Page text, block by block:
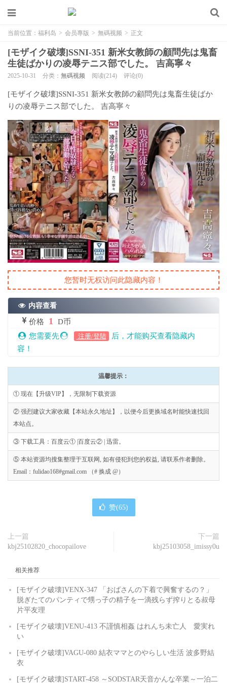
当前位置： 福利岛 > 会员專版 > 無碼视频 > 正文
[モザイク破壊]SSNI-351 新米女教師の顧問先は鬼畜
生徒ばかりの凌辱テニス部でした。 吉高寧々
2025-10-31 分类： 無碼视频 阅读(214) 评论(0)
[モザイク破壊]SSNI-351 新米女教師の顧問先は鬼畜生徒ばか
りの凌辱テニス部でした。 吉高寧々
您暂时无权访问此隐藏内容！
内容查看
价格 1
D币
您需要先
注册/登陆
后，才能购买查看隐藏内
容！
温馨提示：
① 现在【升级VIP】，无限制下载资源
② 强烈建议大家收藏【本站永久地址】，以便今后更换域名时能快速找回
本站点。
③ 下载工具：百度云① |百度云② | 迅雷。
⑤ 本站资源均搜集整理于互联网, 如有侵犯到您的权益, 请联系作者删除。
Email：fulidao168#gmail.com （# 换成 @）
赞(65)
上一篇
kbj25102820_chocopailove
下一篇
kbj25103058_imissy0u
相关推荐
[モザイク破壊]VENX-347 「おばさんの下着で興奮するの？」
脱ぎたてのパンティで甥っ子の精子を一滴残らず搾りとる叔母
片平友理
[モザイク破壊]VENU-413 不謹慎相姦 はれんち未亡人 愛実れ
い
[モザイク破壊]VAGU-080 結衣ママとのやらしい生活 波多野結
衣
[モザイク破壊]START-458 ～SODSTAR天音かんな卒業～一泊二